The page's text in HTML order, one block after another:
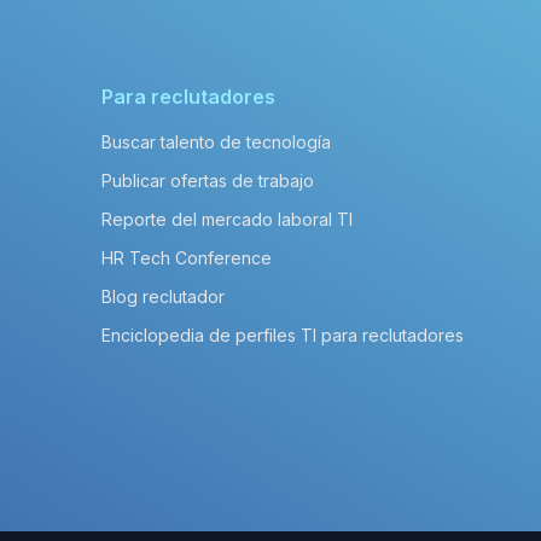
Para reclutadores
Buscar talento de tecnología
Publicar ofertas de trabajo
Reporte del mercado laboral TI
HR Tech Conference
Blog reclutador
Enciclopedia de perfiles TI para reclutadores